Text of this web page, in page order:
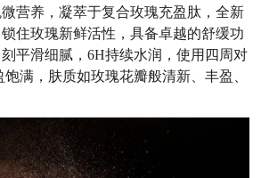
营养，凝萃于复合玫瑰充盈肽，全新
住玫瑰新鲜活性，具备卓越的舒缓功
平滑细腻，6H持续水润，使用四周对
满，肤质如玫瑰花瓣般清新、丰盈、